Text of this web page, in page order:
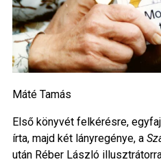
Máté Tamás
Első könyvét felkérésre,
írta, majd két lányregénye, a
után Réber László